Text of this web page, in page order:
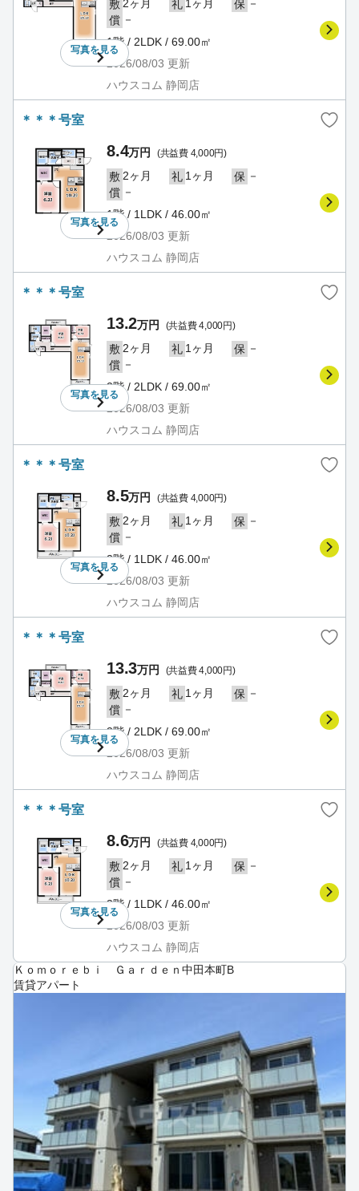
写真を見る
敷 2ヶ月 礼 1ヶ月 保 －
償 －
1階 / 2LDK / 69.00㎡
2026/08/03 更新
ハウスコム 静岡店
＊＊＊号室
写真を見る
8.4万円 (共益費 4,000円)
敷 2ヶ月 礼 1ヶ月 保 －
償 －
1階 / 1LDK / 46.00㎡
2026/08/03 更新
ハウスコム 静岡店
＊＊＊号室
写真を見る
13.2万円 (共益費 4,000円)
敷 2ヶ月 礼 1ヶ月 保 －
償 －
2階 / 2LDK / 69.00㎡
2026/08/03 更新
ハウスコム 静岡店
＊＊＊号室
写真を見る
8.5万円 (共益費 4,000円)
敷 2ヶ月 礼 1ヶ月 保 －
償 －
2階 / 1LDK / 46.00㎡
2026/08/03 更新
ハウスコム 静岡店
＊＊＊号室
写真を見る
13.3万円 (共益費 4,000円)
敷 2ヶ月 礼 1ヶ月 保 －
償 －
3階 / 2LDK / 69.00㎡
2026/08/03 更新
ハウスコム 静岡店
＊＊＊号室
写真を見る
8.6万円 (共益費 4,000円)
敷 2ヶ月 礼 1ヶ月 保 －
償 －
3階 / 1LDK / 46.00㎡
2026/08/03 更新
ハウスコム 静岡店
Ｋｏｍｏｒｅｂｉ Ｇａｒｄｅｎ中田本町B
賃貸アパート